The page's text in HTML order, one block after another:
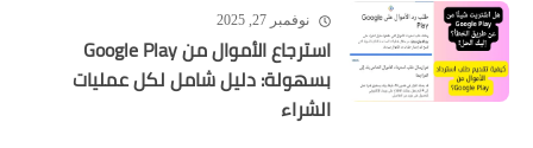
نوفمبر 27, 2025
استرجاع الأموال من Google Play
بسهولة: دليل شامل لكل عمليات
الشراء